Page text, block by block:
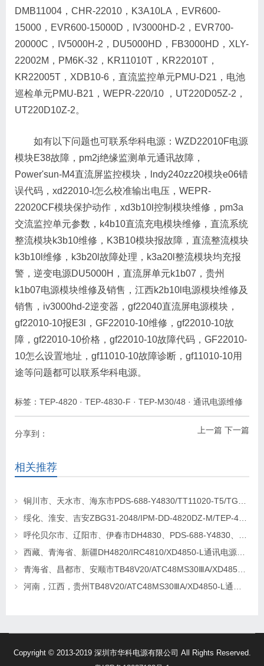
DMB11004，CHR-22010，K3A10LA，EVR600-
15000，EVR600-15000D，IV3000HD-2，EVR700-
20000C，IV5000H-2，DU5000HD，FB3000HD，XLY-
22002M，PM6K-32，KR11010T，KR22010T，
KR22005T，XDB10-6，直流监控单元PMU-D21，电池
巡检单元PMU-B21，WEPR-220/10 ，UT220D05Z-2，
UT220D10Z-2。
如有以下问题也可联系华科电源：WZD22010F电源
模块E38故障，pm2j绝缘监测单元通讯故障，
Power'sun-M4直流屏监控模块，lndy240zz20模块e06错
误代码，xd22010-l怎么校准输出电压，WEPR-
22020CF模块保护动作，xd3b10l控制模块维修，pm3a
交流监控单元参数，k4b10直流充电模块维修，直流系统
整流模块k3b10维修，K3B10模块报故障，直流整流模块
k3b10l维修，k3b20l故障处理，k3a20l整流模块均充报
警，逆变电源DU5000H，直流屏单元k1b07，贵州
k1b07电源模块维修及销售，江西k2b10l电源模块维修及
销售，iv3000hd-2逆变器，gf22040直流屏电源模块，
gf22010-10报E3l，GF22010-10维修，gf22010-10故
障，gf22010-10价格，gf22010-10故障代码，GF22010-
10怎么设置地址，gf11010-10故障诊断，gf11010-10用
途等问题都可以联系华科电源。
标签： TEP-4820 · TEP-4830-F · TEP-M30/48 · 通讯电源维修
上一篇 下一篇
分享到：
相关推荐
Copyright © 2013-2019 深圳市华科电源有限公司 All Rights Reserved.